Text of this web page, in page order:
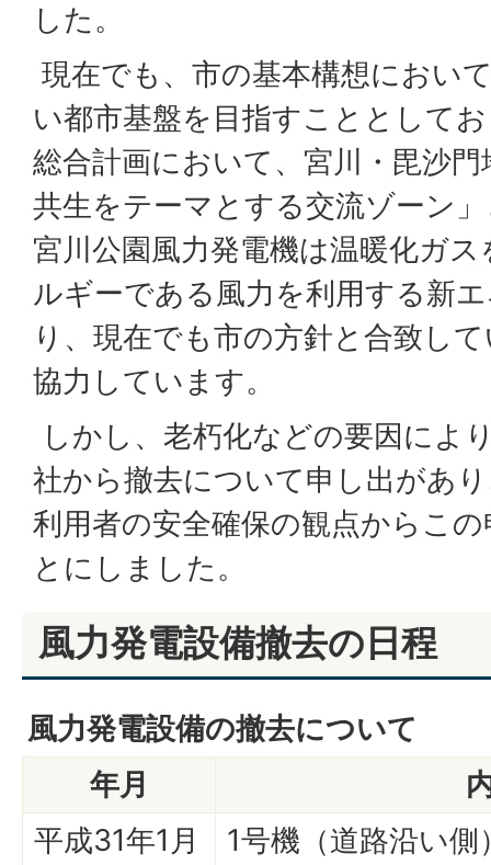
した。
現在でも、市の基本構想におい
い都市基盤を目指すこととして
総合計画において、宮川・毘沙
共生をテーマとする交流ゾーン
宮川公園風力発電機は温暖化ガ
ルギーである風力を利用する新
り、現在でも市の方針と合致し
協力しています。
しかし、老朽化などの要因によ
社から撤去について申し出があ
利用者の安全確保の観点からこ
とにしました。
風力発電設備撤去の日程
風力発電設備の撤去について
年月
平成31年1月
1号機（道路沿い